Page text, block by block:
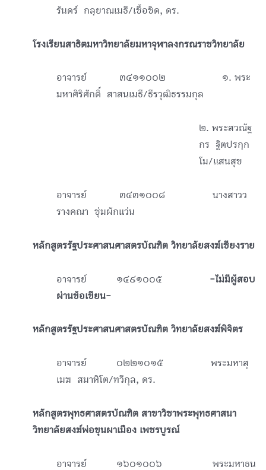
รันดร์ กลฺยาณเมธี/เชื้อชิด, ดร.
โรงเรียนสาธิตมหาวิทยาลัยมหาจุฬาลงกรณราชวิทยาลัย
อาจารย์
๓๔๑๑๐๐๒ ๑. พระ
มหาศิริศักดิ์ สาสนเมธี/ธีรวุฒิธรรมกุล
๒. พระสวณัฐ
กร ฐิตปรกฺก
โม/แสนสุข
อาจารย์
๓๔๓๑๐๐๘ นางสาวว
รางคณา ชุ่มผักแว่น
หลักสูตรรัฐประศาสนศาสตรบัณฑิต วิทยาลัยสงฆ์เชียงราย
อาจารย์ ๑๔๙๑๐๐๕ -ไม่มีผู้สอบ
ผ่านข้อเขียน-
หลักสูตรรัฐประศาสนศาสตรบัณฑิต วิทยาลัยสงฆ์พิจิตร
อาจารย์ ๐๒๒๑๐๑๕ พระมหาสุ
เมฆ สมาหิโต/ทวีกุล, ดร.
หลักสูตรพุทธศาสตรบัณฑิต สาขาวิชาพระพุทธศาสนา
วิทยาลัยสงฆ์พ่อขุนผาเมือง เพชรบูรณ์
อาจารย์ ๑๖๐๑๐๐๖ พระมหาธน